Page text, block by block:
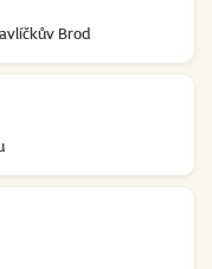
Brod